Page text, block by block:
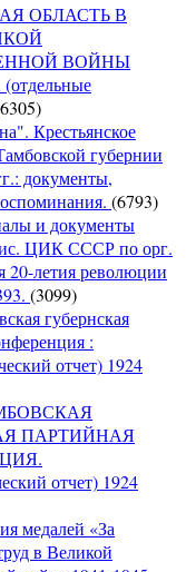
ОБЛАСТЬ В
ВОЙНЫ
(отдельные
Крестьянское
губернии
документы,
(6793)
и документы
ЦИК СССР по орг.
20-летия революции
(3099)
губернская
:
отчет) 1924
ПАРТИЙНАЯ
отчет) 1924
медалей «За
в Великой